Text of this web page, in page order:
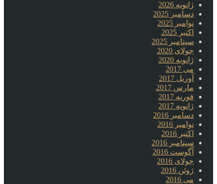
ژانویه 2026
دسامبر 2025
نوامبر 2025
اکتبر 2025
سپتامبر 2025
جولای 2020
ژانویه 2020
می 2017
آوریل 2017
مارس 2017
فوریه 2017
ژانویه 2017
دسامبر 2016
نوامبر 2016
اکتبر 2016
سپتامبر 2016
آگوست 2016
جولای 2016
ژوئن 2016
می 2016